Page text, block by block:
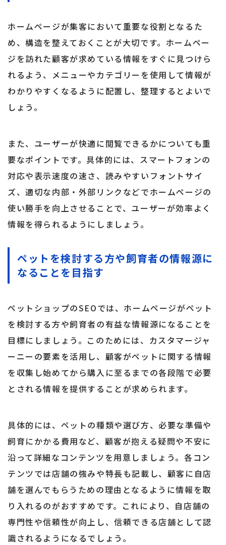
ホームページが集客において重要な役割となるた
め、構造を整えておくことが大切です。ホームペー
ジを訪れた顧客が求めている情報をすぐに見つけら
れるよう、メニューやカテゴリーを使用して情報が
わかりやすくなるように配置し、整理するとよいで
しょう。
また、ユーザーが快適に閲覧できるかについても重
要なポイントです。具体的には、スマートフォンの
対応や表示速度の速さ、読みやすいフォントサイ
ズ、適切な内部・外部リンクなどでホームページの
使い勝手を向上させることで、ユーザーが効率よく
情報を得られるようにしましょう。
ペットを検討する方や飼育者の情報源に
なることを目指す
ペットショップのSEOでは、ホームページがペット
を検討する方や飼育者の有益な情報源になることを
目標にしましょう。このためには、カスタマージャ
ーニーの要素を活用し、顧客がペットに関する情報
を収集し始めてから購入に至るまでの各段階で必要
とされる情報を提供することが求められます。
具体的には、ペットの種類や選び方、必要な準備や
飼育にかかる費用など、顧客が抱える疑問や不安に
沿って詳細なコンテンツを用意しましょう。各コン
テンツでは店舗の強みや特長も記載し、顧客に自店
舗を選んでもらうための理由となるように情報を取
り入れるのがおすすめです。これにより、自店舗の
専門性や信頼性が向上し、信頼できる店舗として認
識されるようになるでしょう。